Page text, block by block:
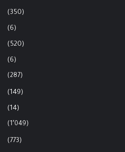
(350)
(6)
(520)
(6)
(287)
(149)
(14)
(1٬049)
(773)